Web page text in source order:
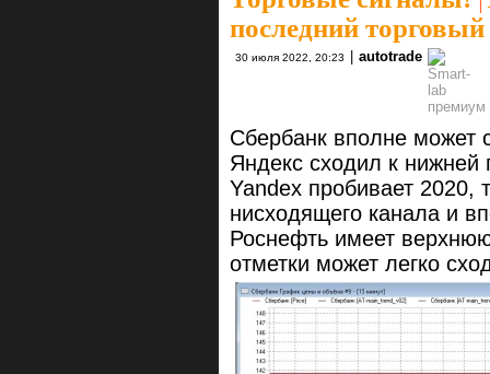
последний торговый
30 июля 2022, 20:23 autotrade
Сбербанк вполне может
Яндекс сходил к нижней
Yandex пробивает
нисходящего канала и
Роснефть имеет
отметки может легко